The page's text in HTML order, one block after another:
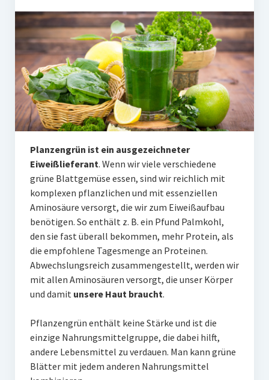
Gesichtsverjüngung
Skinbooster-Hautverjüngung
Fadenlifting des Gesichtes und des Körpers
Fettwegspritze – Injektionslipolyse
Lippenmodellierung
Bruxismus – Zähneknirschen
Doppelkinn und Hängebäckchen
Gesichtsformung
Plasmatherapie (PRP) oder Vampirlifting
Übermäßiges Schwitzen – Botulinum toxin
Verjüngung der Hände
Weitere Therapien
Hautpflege
Weitere Produkte
Planzengrün ist ein ausgezeichneter
Eiweißlieferant. Wenn wir viele verschiedene
grüne Blattgemüse essen, sind wir reichlich mit
komplexen pflanzlichen und mit essenziellen
Aminosäure versorgt, die wir zum Eiweißaufbau
benötigen. So enthält z. B. ein Pfund Palmkohl,
den sie fast überall bekommen, mehr Protein, als
die empfohlene Tagesmenge an Proteinen.
Abwechslungsreich zusammengestellt, werden wir
mit allen Aminosäuren versorgt, die unser Körper
und damit unsere Haut braucht.
Pflanzengrün enthält keine Stärke und ist die
einzige Nahrungsmittelgruppe, die dabei hilft,
andere Lebensmittel zu verdauen. Man kann grüne
Blätter mit jedem anderen Nahrungsmittel